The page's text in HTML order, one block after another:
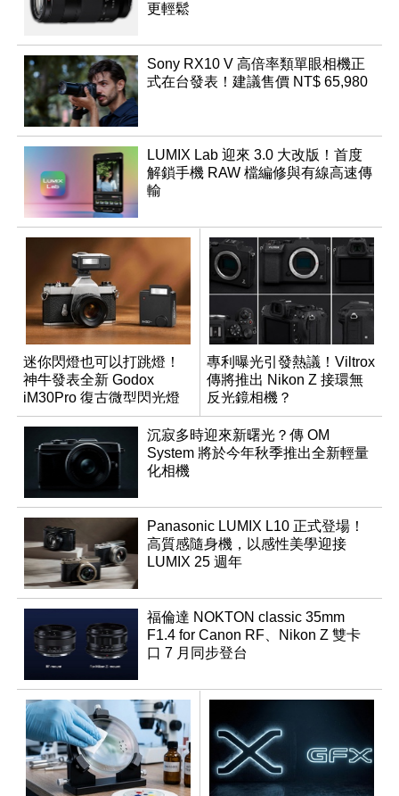
更輕鬆
Sony RX10 V 高倍率類單眼相機正
式在台發表！建議售價 NT$ 65,980
LUMIX Lab 迎來 3.0 大改版！首度
解鎖手機 RAW 檔編修與有線高速傳
輸
迷你閃燈也可以打跳燈！
神牛發表全新 Godox
iM30Pro 復古微型閃光燈
專利曝光引發熱議！Viltrox
傳將推出 Nikon Z 接環無
反光鏡相機？
沉寂多時迎來新曙光？傳 OM
System 將於今年秋季推出全新輕量
化相機
Panasonic LUMIX L10 正式登場！
高質感隨身機，以感性美學迎接
LUMIX 25 週年
福倫達 NOKTON classic 35mm
F1.4 for Canon RF、Nikon Z 雙卡
口 7 月同步登台